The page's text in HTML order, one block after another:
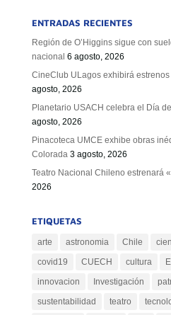
ENTRADAS RECIENTES
Región de O’Higgins sigue con
nacional 6 agosto, 2026
CineClub ULagos exhibirá
agosto, 2026
Planetario USACH celebra el Día
agosto, 2026
Pinacoteca UMCE exhibe obras
Colorada 3 agosto, 2026
Teatro Nacional Chileno estrenará
2026
ETIQUETAS
arte astronomia Chile
covid19
CUECH cultura
innovacion
Investigación
sustentabilidad
teatro